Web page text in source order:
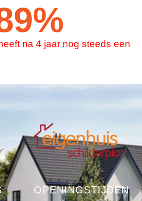
na 4 jaar nog steeds een
%
OPENINGSTIJDEN